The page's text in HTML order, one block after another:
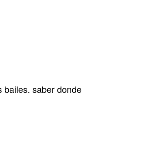
bailes. saber donde